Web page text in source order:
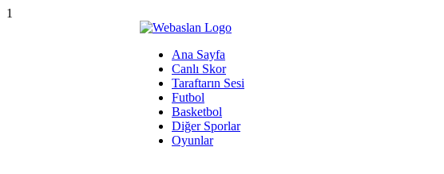
1
Ana Sayfa
Canlı Skor
Taraftarın Sesi
Futbol
Basketbol
Diğer Sporlar
Oyunlar